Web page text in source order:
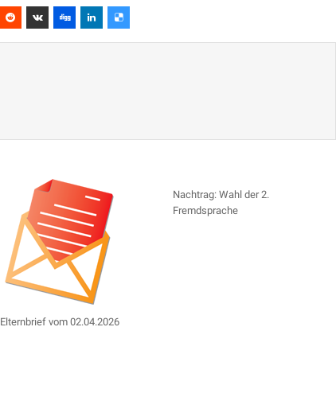
Elternbrief vom 02.04.2026
Nachtrag: Wahl der 2.
Fremdsprache